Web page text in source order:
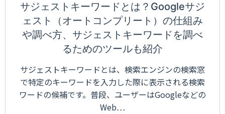
サジェストキーワードとは？Googleサジ
ェスト（オートコンプリート）の仕組み
や調べ方、サジェストキーワードを調べ
るためのツールも紹介
サジェストキーワードとは、検索エンジンの検索窓
で特定のキーワードを入力した際に表示される検索
ワードの候補です。普段、ユーザーはGoogleなどの
Web…